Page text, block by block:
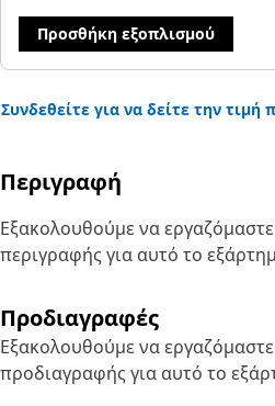
Προσθήκη εξοπλισμού
Συνδεθείτε για να δείτε την τιμή
Περιγραφή
Εξακολουθούμε να
περιγραφής για αυτό το
Προδιαγραφές
Εξακολουθούμε να
προδιαγραφής για αυτό το